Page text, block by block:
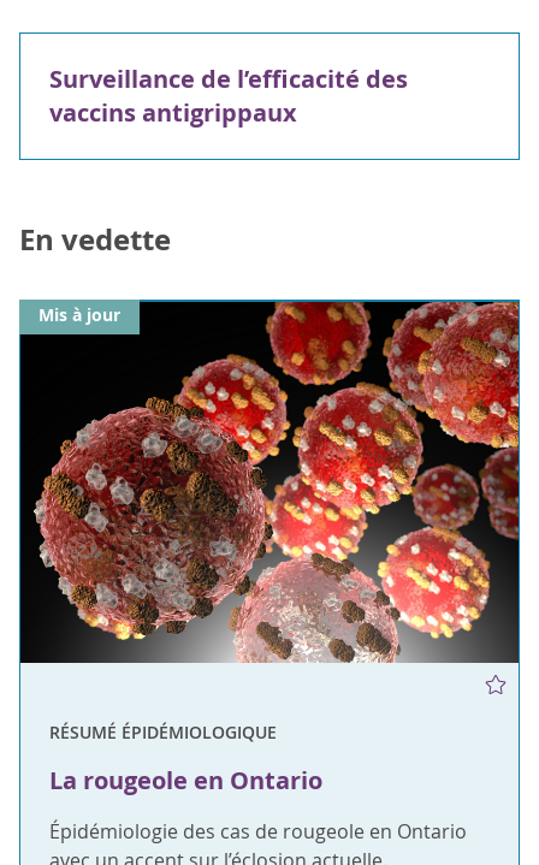
Surveillance de l’efficacité des
vaccins antigrippaux
En vedette
RÉSUMÉ ÉPIDÉMIOLOGIQUE
La rougeole en Ontario
Épidémiologie des cas de rougeole en Ontario
Mis à jour